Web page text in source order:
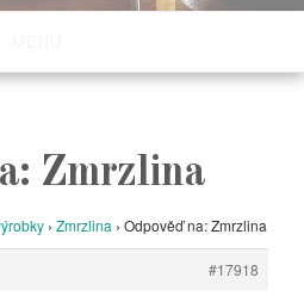
Zmrzlina
› Zmrzlina › Odpověď na: Zmrzlina
#17918